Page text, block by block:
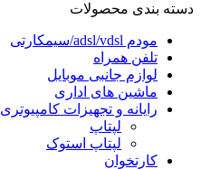
دسته بندی محصولات
مودم adsl/vdsl/سیمکارتی
تلفن همراه
لوازم جانبی موبایل
ماشین های اداری
رایانه و تجهیزات کامپیوتری
لپتاپ
لپتاپ استوک
کارتخوان